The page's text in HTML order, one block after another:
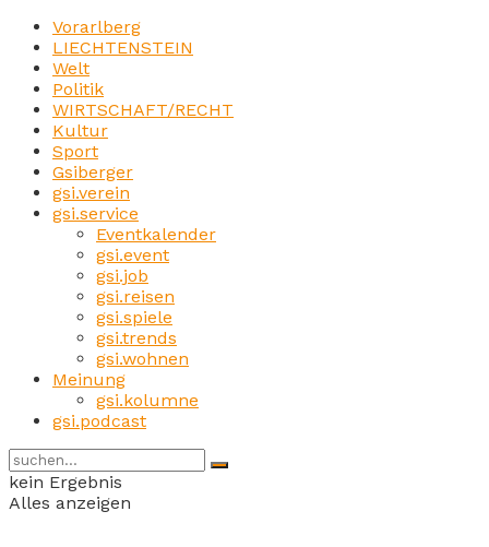
Vorarlberg
LIECHTENSTEIN
Welt
Politik
WIRTSCHAFT/RECHT
Kultur
Sport
Gsiberger
gsi.verein
gsi.service
Eventkalender
gsi.event
gsi.job
gsi.reisen
gsi.spiele
gsi.trends
gsi.wohnen
Meinung
gsi.kolumne
gsi.podcast
kein Ergebnis
Alles anzeigen